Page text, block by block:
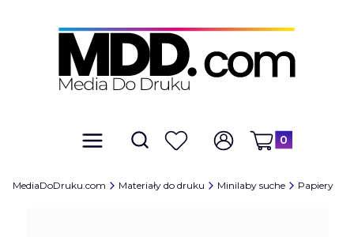
Menu Otwórz wyszukiwarkę
Szukaj Ulubione Zaloguj się
Produkty w
Koszyk
MediaDoDruku.com Materiały do druku Minilaby suche Papiery